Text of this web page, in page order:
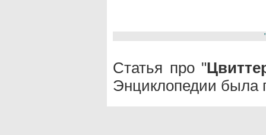
Статья про "
Энциклопедии была